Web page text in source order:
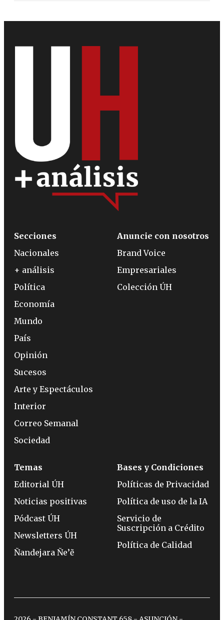
Secciones
Nacionales
+ análisis
Política
Economía
Mundo
País
Opinión
Sucesos
Arte y Espectáculos
Interior
Correo Semanal
Sociedad
Anuncie con nosotros
Brand Voice
Empresariales
Colección ÚH
Temas
Editorial ÚH
Noticias positivas
Pódcast ÚH
Newsletters ÚH
Ñandejara Ñe’ẽ
Bases y Condiciones
Políticas de Privacidad
Política de uso de la IA
Servicio de
Suscripción a Crédito
Política de Calidad